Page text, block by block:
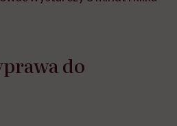
do